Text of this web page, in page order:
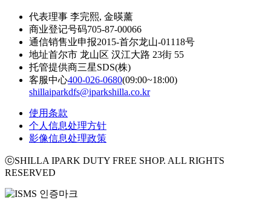
代表理事 李完熙, 金暎薰
商业登记号码705-87-00066
通信销售业申报2015-首尔龙山-01118号
地址首尔市 龙山区 汉江大路 23街 55
托管提供商三星SDS(株)
客服中心400-026-0680(09:00~18:00)
shillaiparkdfs@iparkshilla.co.kr
使用条款
个人信息处理方针
影像信息处理政策
ⓒSHILLA IPARK DUTY FREE SHOP. ALL RIGHTS
RESERVED